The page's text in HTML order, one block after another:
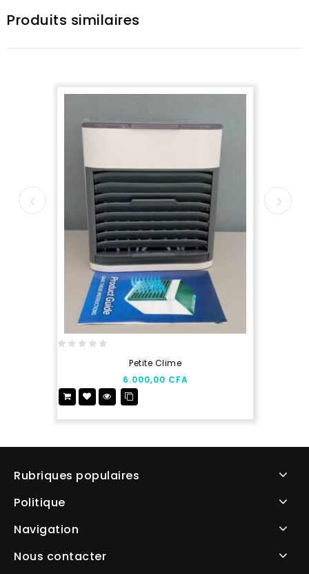
Produits similaires
5
Petite Clime
6.000,00 CFA
Rubriques populaires
Politique
Navigation
Nous contacter